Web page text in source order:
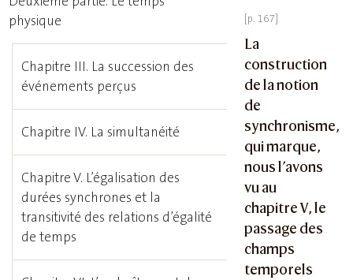
La
construction
de la notion
de
synchronisme,
qui marque,
nous l’avons
vu au
chapitre V, le
passage des
champs
temporels
physique
Chapitre III. La succession des
événements perçus
Chapitre IV. La simultanéité
Chapitre V. L’égalisation des
durées synchrones et la
transitivité des relations d’égalité
de temps